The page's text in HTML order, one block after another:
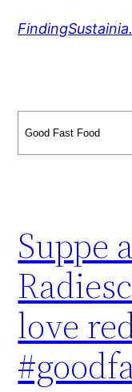
Inhalt
Suppe
love